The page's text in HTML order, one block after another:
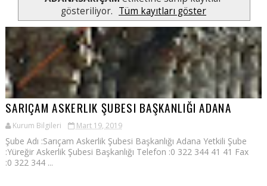
gösteriliyor. Tüm kayıtları göster
SARIÇAM ASKERLIK ŞUBESI BAŞKANLIĞI ADANA
Kurum Bilgileri Mart 19, 2019
Şube Adı :Sarıçam Askerlik Şubesi Başkanlığı Adana Yetkili Şube
:Yüreğir Askerlik Şubesi Başkanlığı Telefon :0 322 344 41 41 Fax
:0 322 344 ...